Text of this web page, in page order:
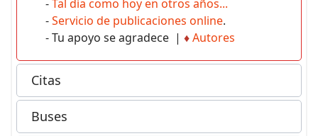
-Tal día como hoy en otros años...
-Servicio de publicaciones online.
- Tu apoyo se agradece | ♦Autores
Citas
Buses